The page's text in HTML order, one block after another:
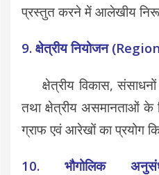
प्रस्तुत करने में आलेखीय
9. क्षेत्रीय नियोजन
क्षेत्रीय विकास,
तथा क्षेत्रीय असमानताओं के
ग्राफ एवं आरेखों का प्रयोग
10. भौगोलिक